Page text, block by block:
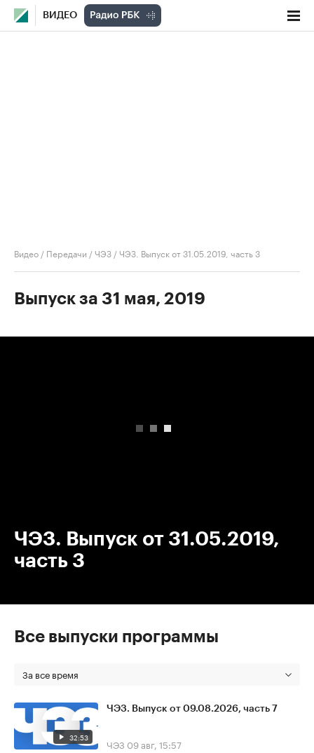
ВИДЕО
Видео / Передачи /ЧЭЗ /ЧЭЗ. Выпуск от 31.05.2019, часть 3
Выпуск за 31 мая, 2019
ЧЭЗ. Выпуск от 31.05.2019,
часть 3
Все выпуски программы
За все время
32:53
ЧЭЗ. Выпуск от 09.08.2026, часть 7
ЧЭЗ 09 авг, 15:57